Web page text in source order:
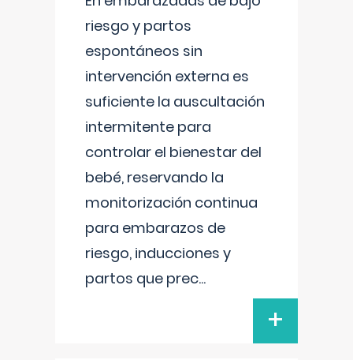
riesgo y partos
espontáneos sin
intervención externa es
suficiente la auscultación
intermitente para
controlar el bienestar del
bebé, reservando la
monitorización continua
para embarazos de
riesgo, inducciones y
partos que prec...
+